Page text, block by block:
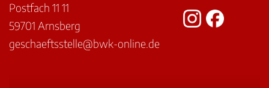
Postfach 11 11
59701 Arnsberg
geschaeftsstelle@bwk-online.de